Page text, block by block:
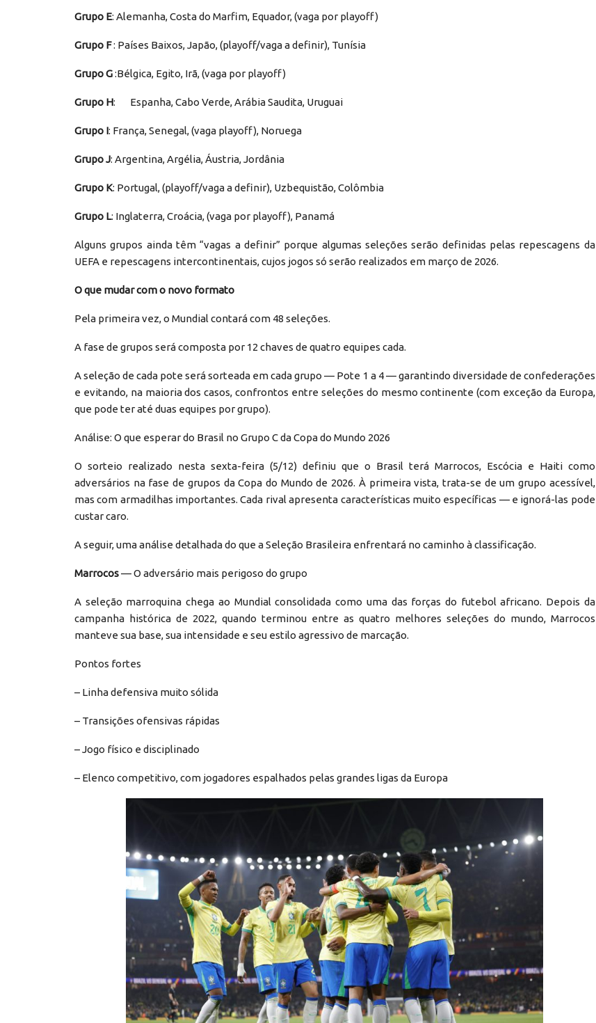
Grupo E: Alemanha, Costa do Marfim, Equador, (vaga por playoff)
Grupo F: Países Baixos, Japão, (playoff/vaga a definir), Tunísia
Grupo G:Bélgica, Egito, Irã, (vaga por playoff)
Grupo H: Espanha, Cabo Verde, Arábia Saudita, Uruguai
Grupo I: França, Senegal, (vaga playoff), Noruega
Grupo J: Argentina, Argélia, Áustria, Jordânia
Grupo K: Portugal, (playoff/vaga a definir), Uzbequistão, Colômbia
Grupo L: Inglaterra, Croácia, (vaga por playoff), Panamá
Alguns grupos ainda têm “vagas a definir” porque algumas seleções serão definidas pelas repescagens da
UEFA e repescagens intercontinentais, cujos jogos só serão realizados em março de 2026.
O que mudar com o novo formato
Pela primeira vez, o Mundial contará com 48 seleções.
A fase de grupos será composta por 12 chaves de quatro equipes cada.
A seleção de cada pote será sorteada em cada grupo — Pote 1 a 4 — garantindo diversidade de confederações
e evitando, na maioria dos casos, confrontos entre seleções do mesmo continente (com exceção da Europa,
que pode ter até duas equipes por grupo).
Análise: O que esperar do Brasil no Grupo C da Copa do Mundo 2026
O sorteio realizado nesta sexta-feira (5/12) definiu que o Brasil terá Marrocos, Escócia e Haiti como
adversários na fase de grupos da Copa do Mundo de 2026. À primeira vista, trata-se de um grupo acessível,
mas com armadilhas importantes. Cada rival apresenta características muito específicas — e ignorá-las pode
custar caro.
A seguir, uma análise detalhada do que a Seleção Brasileira enfrentará no caminho à classificação.
Marrocos— O adversário mais perigoso do grupo
A seleção marroquina chega ao Mundial consolidada como uma das forças do futebol africano. Depois da
campanha histórica de 2022, quando terminou entre as quatro melhores seleções do mundo, Marrocos
manteve sua base, sua intensidade e seu estilo agressivo de marcação.
Pontos fortes
– Linha defensiva muito sólida
– Transições ofensivas rápidas
– Jogo físico e disciplinado
– Elenco competitivo, com jogadores espalhados pelas grandes ligas da Europa